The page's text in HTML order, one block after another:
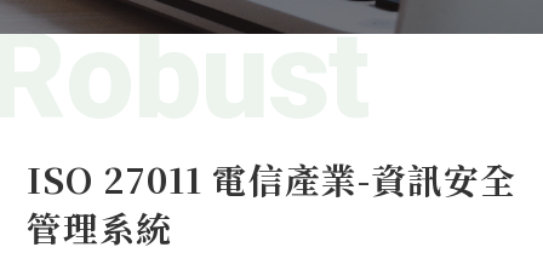
ISO 27011 電信產業-資訊安全
管理系統